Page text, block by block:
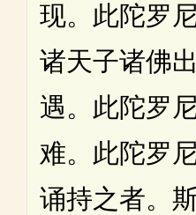
现。此陀罗
诸天子诸佛
遇。此陀罗
难。此陀罗
诵持之者。